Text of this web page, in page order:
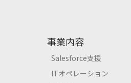
事業内容
Salesforce支援
ITオペレーション